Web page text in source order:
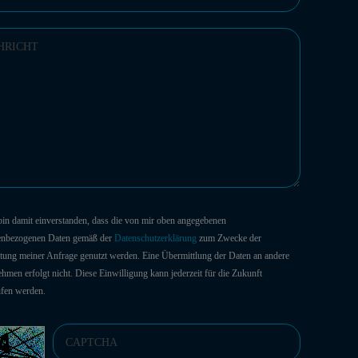
damit einverstanden, dass die von mir oben angegebenen
Daten gemäß der Datenschutzerklärung zum Zwecke der
meiner Anfrage genutzt werden. Eine Übermittlung der Daten an andere
erfolgt nicht. Diese Einwilligung kann jederzeit für die Zukunft
werden.